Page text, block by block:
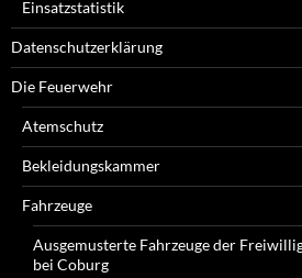
Einsatzstatistik
Datenschutzerklärung
Die Feuerwehr
Atemschutz
Bekleidungskammer
Fahrzeuge
Ausgemusterte Fahrzeuge der
bei Coburg